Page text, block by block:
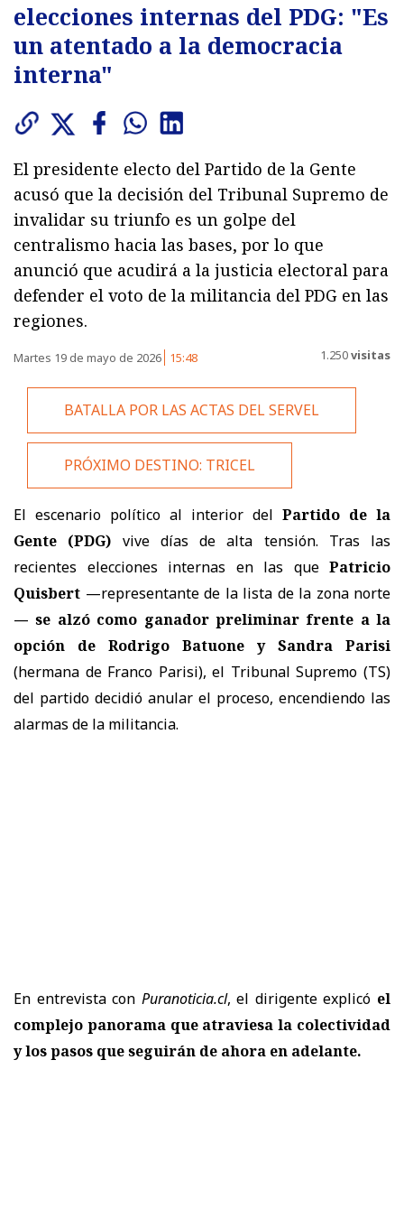
elecciones internas del PDG: "Es
un atentado a la democracia
interna"
El presidente electo del Partido de la Gente
acusó que la decisión del Tribunal Supremo de
invalidar su triunfo es un golpe del
centralismo hacia las bases, por lo que
anunció que acudirá a la justicia electoral para
defender el voto de la militancia del PDG en las
regiones.
Martes 19 de mayo de 2026 15:48 1.250visitas
BATALLA POR LAS ACTAS DEL SERVEL
PRÓXIMO DESTINO: TRICEL
El escenario político al interior del Partido de la
Gente (PDG) vive días de alta tensión. Tras las
recientes elecciones internas en las que Patricio
Quisbert —representante de la lista de la zona norte
—se alzó como ganador preliminar frente a la
opción de Rodrigo Batuone y Sandra Parisi
(hermana de Franco Parisi), el Tribunal Supremo (TS)
del partido decidió anular el proceso, encendiendo las
alarmas de la militancia.
En entrevista con Puranoticia.cl, el dirigente explicó el
complejo panorama que atraviesa la colectividad
y los pasos que seguirán de ahora en adelante.